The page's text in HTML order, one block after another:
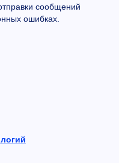
сообщений
ошибках.